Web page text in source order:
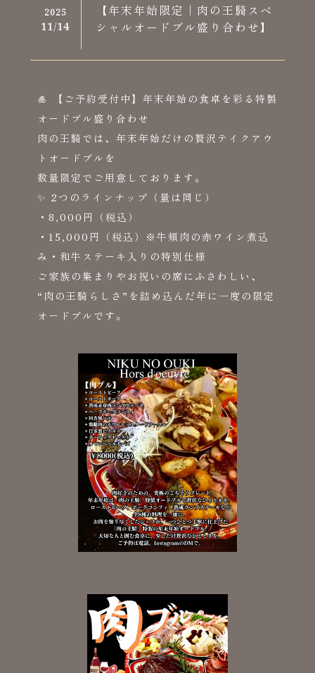
2025
11/14
【年末年始限定｜肉の王騎スペ
シャルオードブル盛り合わせ】
🎍 【ご予約受付中】年末年始の食卓を彩る特製
オードブル盛り合わせ
肉の王騎では、年末年始だけの贅沢テイクアウ
トオードブルを
数量限定でご用意しております。
✨ 2つのラインナップ（量は同じ）
・8,000円（税込）
・15,000円（税込）※牛頬肉の赤ワイン煮込
み・和牛ステーキ入りの特別仕様
ご家族の集まりやお祝いの席にふさわしい、
“肉の王騎らしさ”を詰め込んだ年に一度の限定
オードブルです。